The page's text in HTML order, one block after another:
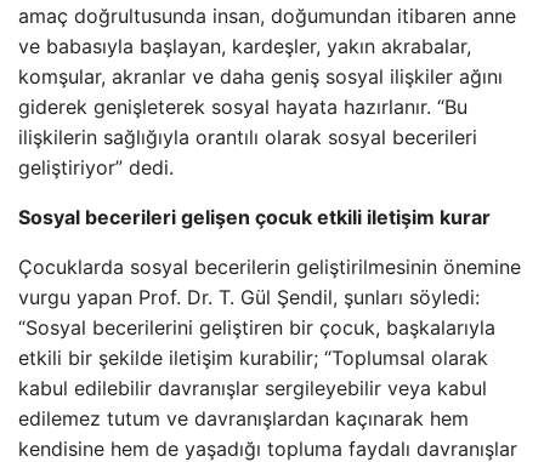
amaç doğrultusunda insan, doğumundan itibaren anne
ve babasıyla başlayan, kardeşler, yakın akrabalar,
komşular, akranlar ve daha geniş sosyal ilişkiler ağını
giderek genişleterek sosyal hayata hazırlanır. “Bu
ilişkilerin sağlığıyla orantılı olarak sosyal becerileri
geliştiriyor” dedi.
Sosyal becerileri gelişen çocuk etkili iletişim kurar
Çocuklarda sosyal becerilerin geliştirilmesinin önemine
vurgu yapan Prof. Dr. T. Gül Şendil, şunları söyledi:
“Sosyal becerilerini geliştiren bir çocuk, başkalarıyla
etkili bir şekilde iletişim kurabilir; “Toplumsal olarak
kabul edilebilir davranışlar sergileyebilir veya kabul
edilemez tutum ve davranışlardan kaçınarak hem
kendisine hem de yaşadığı topluma faydalı davranışlar